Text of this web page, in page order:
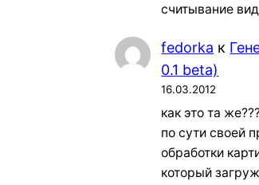
считывание
fedorka к
0.1 beta)
16.03.2012
как это та
по сути своей
обработки
который